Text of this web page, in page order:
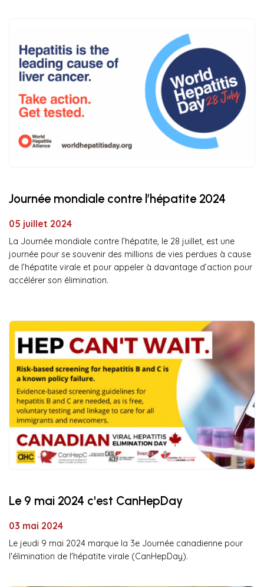
Journée mondiale contre l’hépatite 2024
05 juillet 2024
La Journée mondiale contre l’hépatite, le 28 juillet, est une
journée pour se souvenir des millions de vies perdues à cause
de l’hépatite virale et pour appeler à davantage d’action pour
accélérer son élimination.
Le 9 mai 2024 c'est CanHepDay
03 mai 2024
Le jeudi 9 mai 2024 marque la 3e Journée canadienne pour
l'élimination de l'hépatite virale (CanHepDay).